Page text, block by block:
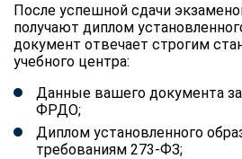
После успешной сдачи
получают диплом
документ отвечает строгим
учебного центра:
Данные вашего документа
ФРДО;
Диплом установленного
требованиям 273-ФЗ;